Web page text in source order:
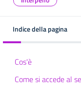
Indice della pagina
Cos'è
Come si accede al